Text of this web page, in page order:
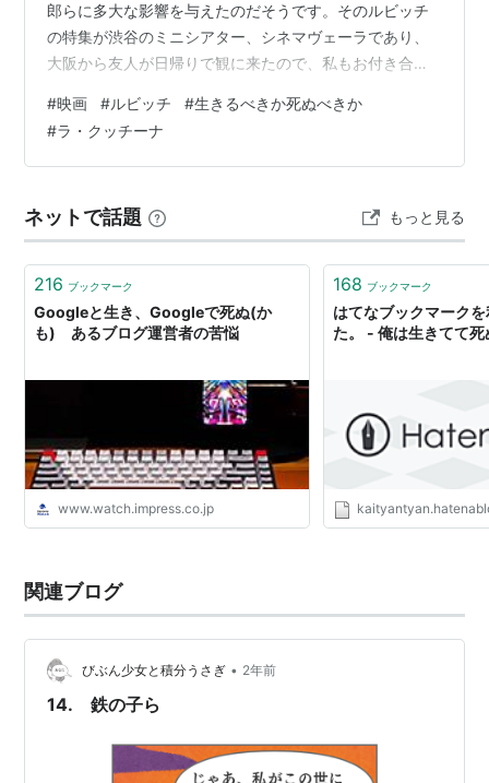
郎らに多大な影響を与えたのだそうです。そのルビッチ
の特集が渋谷のミニシアター、シネマヴェーラであり、
大阪から友人が日帰りで観に来たので、私もお付き合い
の2本を。 （極楽特急） 「極楽特急」はお洒落なラブコ
メですが、何と言っても「生きるべきか死ぬべきか」が
面白かった。第二次世界大戦直前、ドイツの侵攻が始ま
た劇団が諜報戦に巻き込まれる。役者夫婦と妻のツバメ
の空軍士官、その三角関係と、重要書類がゲ…
#映画 #ルビッチ #生きるべきか死ぬべきか
#ラ・クッチーナ
ネットで話題 もっと見る
216 ブックマーク
Googleと生き、Googleで死ぬ(か
も) あるブログ運営者の苦悩
www.watch.impress.co.jp
168 ブックマーク
はてなブックマーク
た。 - 俺は生きてて
関連ブログ
びぶん少女と積分うさぎ • 2年前
14. 鉄の子ら